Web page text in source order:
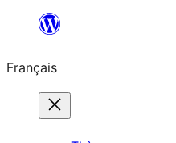
contenu
Français